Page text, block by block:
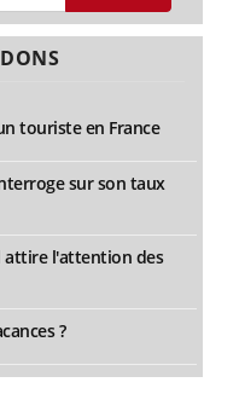
touriste en France
sur son taux
attire l'attention des
?